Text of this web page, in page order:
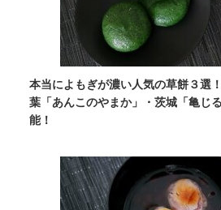
本当によもぎが濃い人気の草餅３選
葉「あんこのやまか」・茨城「亀じ
能！